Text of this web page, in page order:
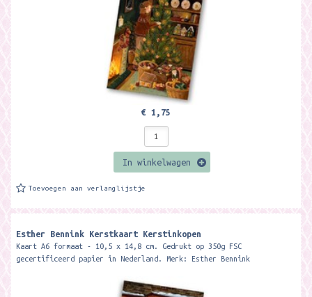
€ 1,75
In winkelwagen
Toevoegen aan verlanglijstje
Esther Bennink Kerstkaart Kerstinkopen
Kaart A6 formaat - 10,5 x 14,8 cm. Gedrukt op 350g FSC
gecertificeerd papier in Nederland. Merk: Esther Bennink